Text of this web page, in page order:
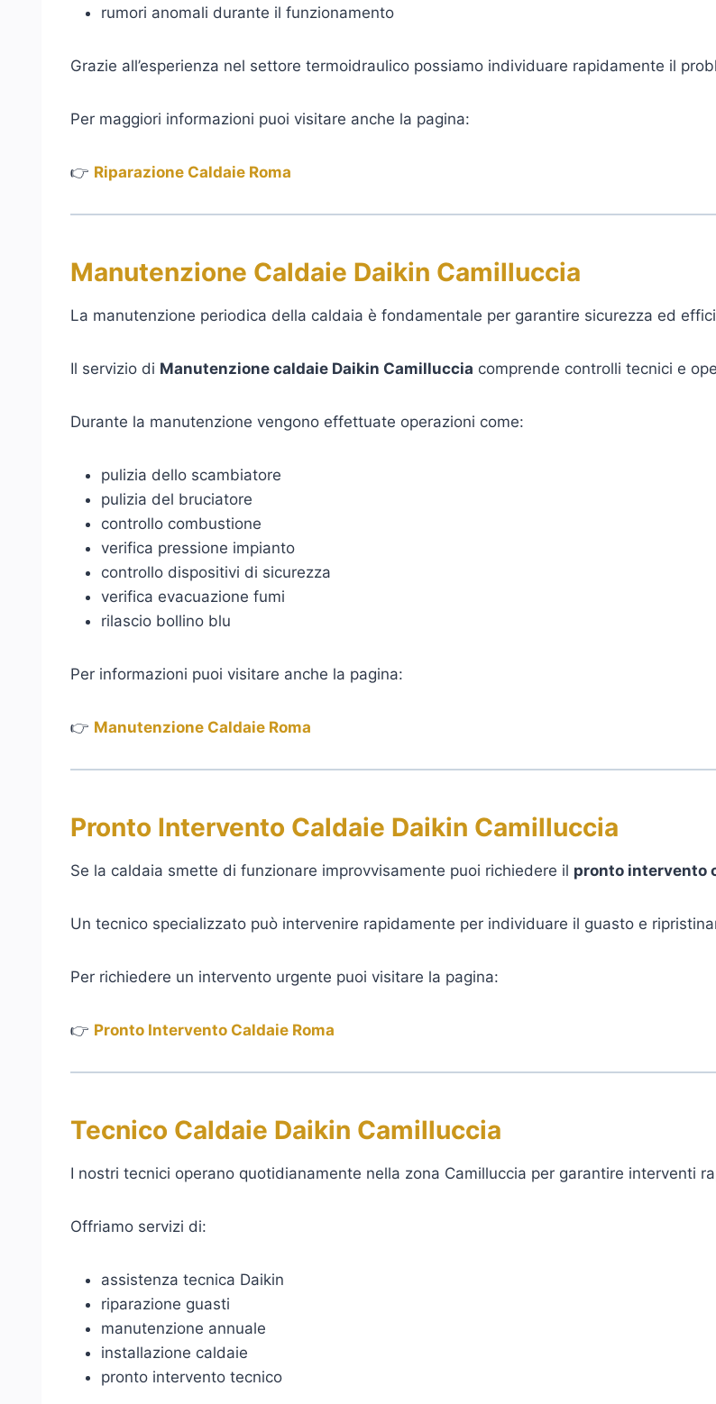
rumori anomali durante il funzionamento
Grazie all’esperienza nel settore termoidraulico possiamo individuare rapidamente il
Per maggiori informazioni puoi visitare anche la pagina:
👉 Riparazione Caldaie Roma
Manutenzione Caldaie Daikin Camilluccia
La manutenzione periodica della caldaia è fondamentale per garantire sicurezza ed
Il servizio di Manutenzione caldaie Daikin Camilluccia comprende controlli tecnici e
Durante la manutenzione vengono effettuate operazioni come:
pulizia dello scambiatore
pulizia del bruciatore
controllo combustione
verifica pressione impianto
controllo dispositivi di sicurezza
verifica evacuazione fumi
rilascio bollino blu
Per informazioni puoi visitare anche la pagina:
👉 Manutenzione Caldaie Roma
Pronto Intervento Caldaie Daikin Camilluccia
Se la caldaia smette di funzionare improvvisamente puoi richiedere il pronto intervento
Un tecnico specializzato può intervenire rapidamente per individuare il guasto e
Per richiedere un intervento urgente puoi visitare la pagina:
👉 Pronto Intervento Caldaie Roma
Tecnico Caldaie Daikin Camilluccia
I nostri tecnici operano quotidianamente nella zona Camilluccia per garantire interventi
Offriamo servizi di:
assistenza tecnica Daikin
riparazione guasti
manutenzione annuale
installazione caldaie
pronto intervento tecnico